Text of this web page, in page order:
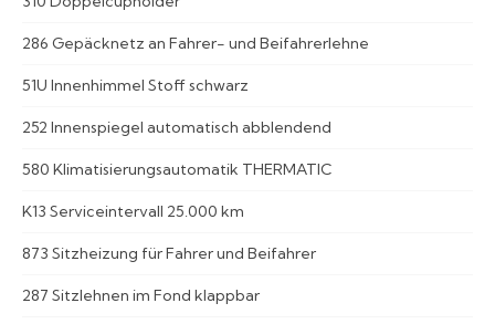
286 Gepäcknetz an Fahrer- und Beifahrerlehne
51U Innenhimmel Stoff schwarz
252 Innenspiegel automatisch abblendend
580 Klimatisierungsautomatik THERMATIC
K13 Serviceintervall 25.000 km
873 Sitzheizung für Fahrer und Beifahrer
287 Sitzlehnen im Fond klappbar